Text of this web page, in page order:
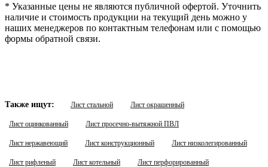
* Указанные цены не являются публичной офертой. Уточнить
наличие и стоимость продукции на текущий день можно у
наших менеджеров по контактным телефонам или с помощью
формы обратной связи.
Также ищут: Лист стальной Лист окрашенный
Лист оцинкованный Лист просечно-вытяжной ПВЛ
Лист нержавеющий Лист конструкционный Лист низколегированный
Лист рифленый Лист котельный Лист перфорированный